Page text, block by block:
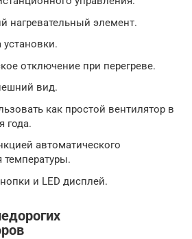
нагревательный элемент.
установки.
отключение при перегреве.
вид.
как простой вентилятор в
года.
автоматического
и LED дисплей.